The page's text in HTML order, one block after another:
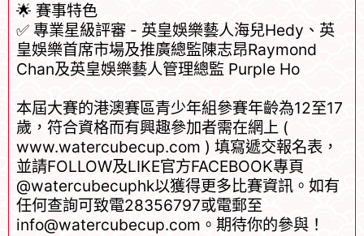
🌟 賽事特色
✅ 專業星級評審 - 英皇娛樂藝人海兒Hedy、英
皇娛樂首席市場及推廣總監陳志昂Raymond
Chan及英皇娛樂藝人管理總監 Purple Ho
本屆大賽的港澳賽區青少年組參賽年齡為12至17
歲，符合資格而有興趣參加者需在網上 (
www.watercubecup.com ) 填寫遞交報名表，
並請FOLLOW及LIKE官方FACEBOOK專頁
@watercubecuphk以獲得更多比賽資訊。如有
任何查詢可致電28356797或電郵至
info@watercubecup.com 。期待你的參與！